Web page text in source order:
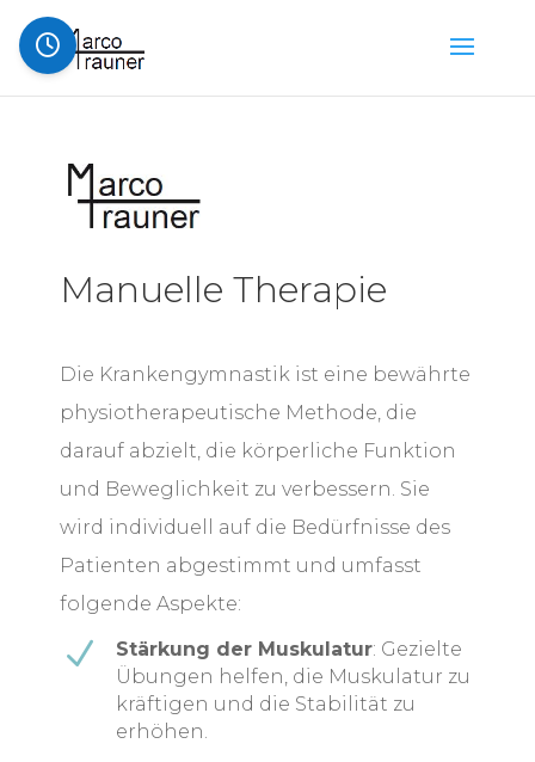
Manuelle Therapie
Die Krankengymnastik ist eine bewährte
physiotherapeutische Methode, die
darauf abzielt, die körperliche Funktion
und Beweglichkeit zu verbessern. Sie
wird individuell auf die Bedürfnisse des
Patienten abgestimmt und umfasst
folgende Aspekte:
N Stärkung der Muskulatur: Gezielte
Übungen helfen, die Muskulatur zu
kräftigen und die Stabilität zu
erhöhen.